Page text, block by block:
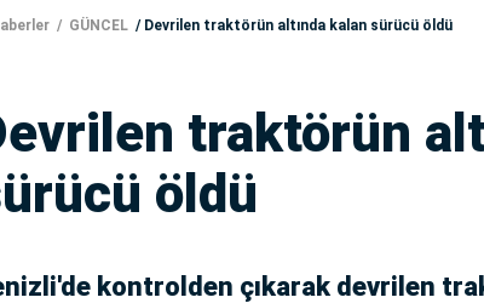
GÜNCEL Devrilen traktörün altında kalan sürücü öldü
traktörün
öldü
kontrolden çıkarak devrilen